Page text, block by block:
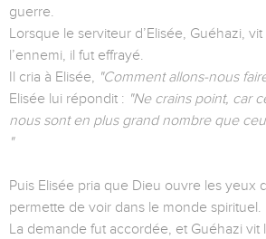
guerre.
Lorsque le serviteur d’Elisée, Guéhazi,
l’ennemi, il fut effrayé.
Il cria à Elisée, "Comment allons-nous
Elisée lui répondit : "Ne crains point, car
nous sont en plus grand nombre que
"
Puis Elisée pria que Dieu ouvre les yeux
permette de voir dans le monde spirituel.
La demande fut accordée, et Guéhazi vit